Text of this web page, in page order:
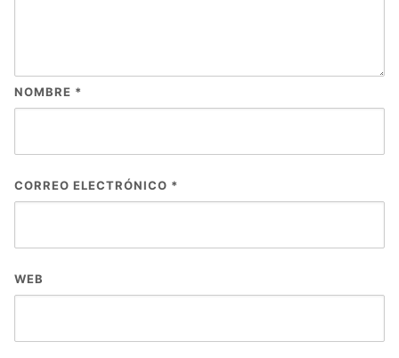
NOMBRE *
CORREO ELECTRÓNICO *
WEB